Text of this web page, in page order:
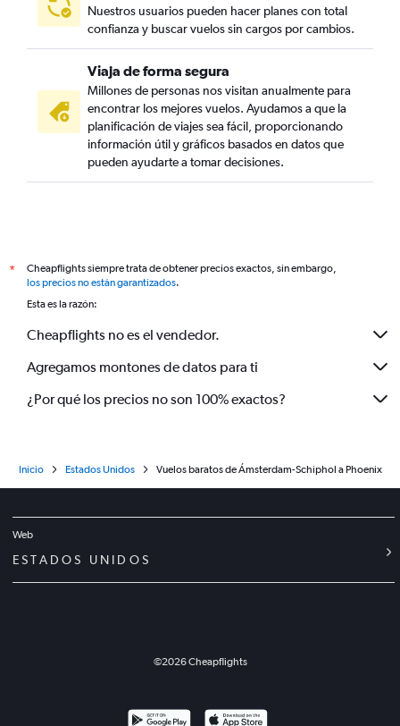
Nuestros usuarios pueden hacer planes con total
confianza y buscar vuelos sin cargos por cambios.
Viaja de forma segura
Millones de personas nos visitan anualmente para
encontrar los mejores vuelos. Ayudamos a que la
planificación de viajes sea fácil, proporcionando
información útil y gráficos basados en datos que
pueden ayudarte a tomar decisiones.
*
Cheapflights siempre trata de obtener precios exactos, sin embargo,
los precios no están garantizados.
Esta es la razón:
Cheapflights no es el vendedor.
Agregamos montones de datos para ti
¿Por qué los precios no son 100% exactos?
Inicio Estados Unidos Vuelos baratos de Ámsterdam-Schiphol a Phoenix
Web
ESTADOS UNIDOS
©2026Cheapflights